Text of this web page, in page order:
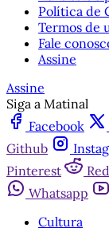
Política de
Termos de
Fale
Assine
Assine
Siga a Matinal
Facebook
Github
Pinterest
Whatsapp
Cultura